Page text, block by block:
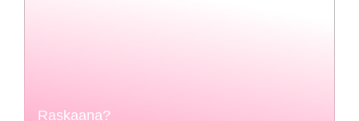
Raskaana?